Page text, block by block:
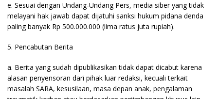
e. Sesuai dengan Undang-Undang Pers, media siber yang tidak
melayani hak jawab dapat dijatuhi sanksi hukum pidana denda
paling banyak Rp 500.000.000 (lima ratus juta rupiah).
5. Pencabutan Berita
a. Berita yang sudah dipublikasikan tidak dapat dicabut karena
alasan penyensoran dari pihak luar redaksi, kecuali terkait
masalah SARA, kesusilaan, masa depan anak, pengalaman